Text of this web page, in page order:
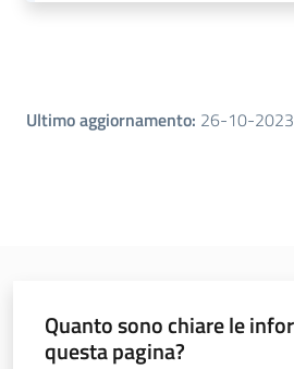
Ultimo aggiornamento: 26-10-
Quanto sono chiare le
questa pagina?